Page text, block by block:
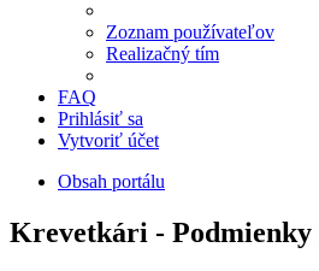
Zoznam používateľov
Realizačný tím
FAQ
Prihlásiť sa
Vytvoriť účet
Obsah portálu
Krevetkári - Podmienky